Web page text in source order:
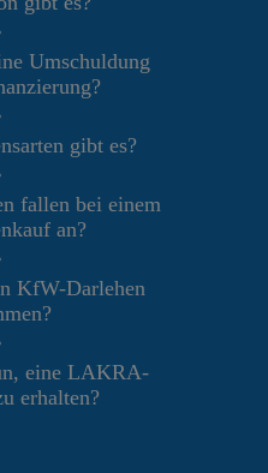
Umschuldung
gibt es?
fallen bei einem
an?
KfW-Darlehen
eine LAKRA-
erhalten?